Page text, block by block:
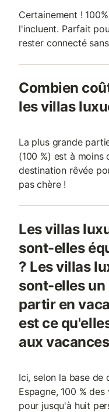
Certainement !
l'incluent. Parfait
rester connecté
Combien
les villas
La plus grande
(100 %) est à moins
destination rêvée
pas chère !
Les villas
sont-elles
? Les villas
sont-elles
partir en
est ce
aux
Ici, selon la base de
Espagne, 100 %
pour jusqu'à huit